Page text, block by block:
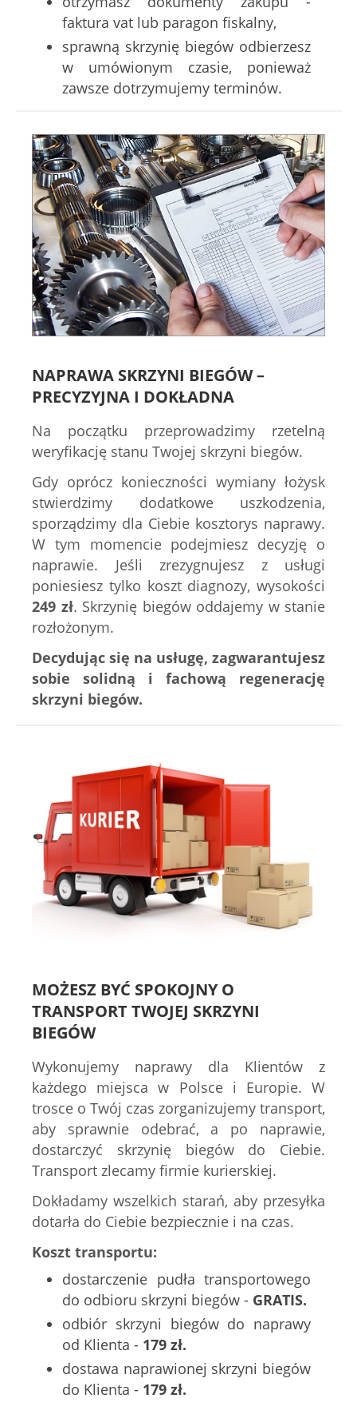
faktura vat lub paragon fiskalny,
sprawną skrzynię biegów odbierzesz
w umówionym czasie, ponieważ
zawsze dotrzymujemy terminów.
NAPRAWA SKRZYNI BIEGÓW –
PRECYZYJNA I DOKŁADNA
Na początku przeprowadzimy rzetelną
weryfikację stanu Twojej skrzyni biegów.
Gdy oprócz konieczności wymiany łożysk
stwierdzimy dodatkowe uszkodzenia,
sporządzimy dla Ciebie kosztorys naprawy.
W tym momencie podejmiesz decyzję o
naprawie. Jeśli zrezygnujesz z usługi
poniesiesz tylko koszt diagnozy, wysokości
249 zł. Skrzynię biegów oddajemy w stanie
rozłożonym.
Decydując się na usługę, zagwarantujesz
sobie solidną i fachową regenerację
skrzyni biegów.
MOŻESZ BYĆ SPOKOJNY O
TRANSPORT TWOJEJ SKRZYNI
BIEGÓW
Wykonujemy naprawy dla Klientów z
każdego miejsca w Polsce i Europie. W
trosce o Twój czas zorganizujemy transport,
aby sprawnie odebrać, a po naprawie,
dostarczyć skrzynię biegów do Ciebie.
Transport zlecamy firmie kurierskiej.
Dokładamy wszelkich starań, aby przesyłka
dotarła do Ciebie bezpiecznie i na czas.
Koszt transportu:
dostarczenie pudła transportowego
do odbioru skrzyni biegów - GRATIS.
odbiór skrzyni biegów do naprawy
od Klienta - 179 zł.
dostawa naprawionej skrzyni biegów
do Klienta - 179 zł.